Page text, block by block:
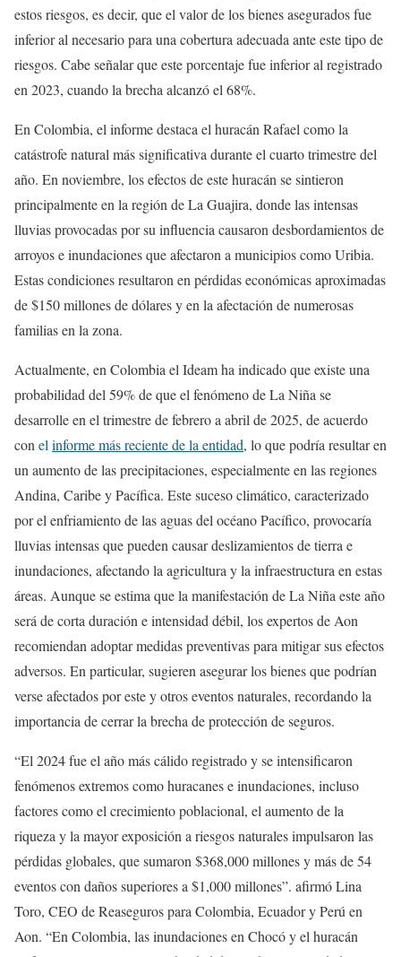
estos riesgos, es decir, que el valor de los bienes asegurados fue
inferior al necesario para una cobertura adecuada ante este tipo de
riesgos. Cabe señalar que este porcentaje fue inferior al registrado
en 2023, cuando la brecha alcanzó el 68%.
En Colombia, el informe destaca el huracán Rafael como la
catástrofe natural más significativa durante el cuarto trimestre del
año. En noviembre, los efectos de este huracán se sintieron
principalmente en la región de La Guajira, donde las intensas
lluvias provocadas por su influencia causaron desbordamientos de
arroyos e inundaciones que afectaron a municipios como Uribia.
Estas condiciones resultaron en pérdidas económicas aproximadas
de $150 millones de dólares y en la afectación de numerosas
familias en la zona.
Actualmente, en Colombia el Ideam ha indicado que existe una
probabilidad del 59% de que el fenómeno de La Niña se
desarrolle en el trimestre de febrero a abril de 2025, de acuerdo
con el informe más reciente de la entidad, lo que podría resultar en
un aumento de las precipitaciones, especialmente en las regiones
Andina, Caribe y Pacífica. Este suceso climático, caracterizado
por el enfriamiento de las aguas del océano Pacífico, provocaría
lluvias intensas que pueden causar deslizamientos de tierra e
inundaciones, afectando la agricultura y la infraestructura en estas
áreas. Aunque se estima que la manifestación de La Niña este año
será de corta duración e intensidad débil, los expertos de Aon
recomiendan adoptar medidas preventivas para mitigar sus efectos
adversos. En particular, sugieren asegurar los bienes que podrían
verse afectados por este y otros eventos naturales, recordando la
importancia de cerrar la brecha de protección de seguros.
“El 2024 fue el año más cálido registrado y se intensificaron
fenómenos extremos como huracanes e inundaciones, incluso
factores como el crecimiento poblacional, el aumento de la
riqueza y la mayor exposición a riesgos naturales impulsaron las
pérdidas globales, que sumaron $368,000 millones y más de 54
eventos con daños superiores a $1,000 millones”. afirmó Lina
Toro, CEO de Reaseguros para Colombia, Ecuador y Perú en
Aon. “En Colombia, las inundaciones en Chocó y el huracán